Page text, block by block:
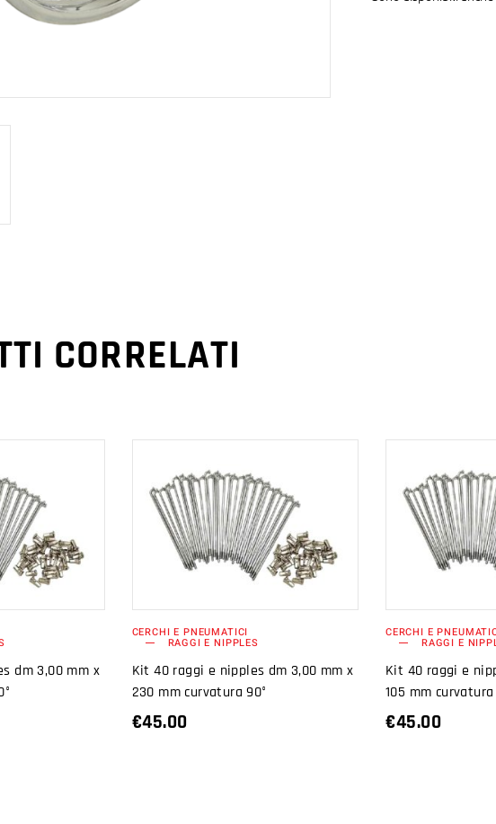
CORRELATI
AL
dm 3,00 mm x
AGGIUNGI AL
CARRELLO
CERCHI E PNEUMATICI
RAGGI E NIPPLES
Kit 40 raggi e nipples dm 3,00 mm x
230 mm curvatura 90°
€45.00
CERCHI E
RAGGI E
Kit 40 raggi e
105 mm curvatura
€45.00